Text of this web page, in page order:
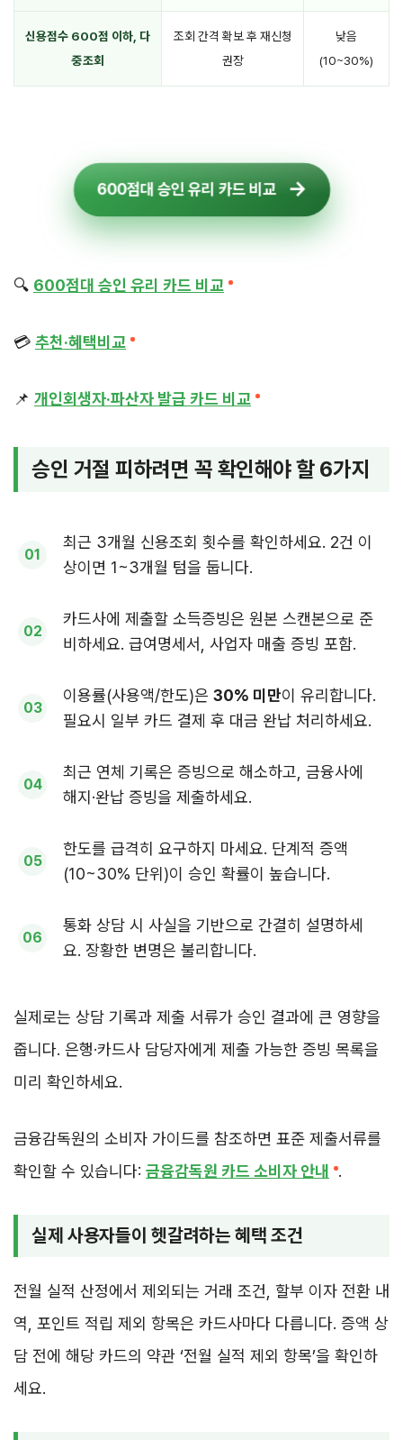
신용점수 600점 이하, 다
중조회
조회 간격 확보 후 재신청
권장
낮음
(10~30%)
600점대 승인 유리 카드 비교
🔍 600점대 승인 유리 카드 비교
💳 추천·혜택비교
📌 개인회생자·파산자 발급 카드 비교
승인 거절 피하려면 꼭 확인해야 할 6가지
최근 3개월 신용조회 횟수를 확인하세요. 2건 이
상이면 1~3개월 텀을 둡니다.
카드사에 제출할 소득증빙은 원본 스캔본으로 준
비하세요. 급여명세서, 사업자 매출 증빙 포함.
이용률(사용액/한도)은 30% 미만이 유리합니다.
필요시 일부 카드 결제 후 대금 완납 처리하세요.
최근 연체 기록은 증빙으로 해소하고, 금융사에
해지·완납 증빙을 제출하세요.
한도를 급격히 요구하지 마세요. 단계적 증액
(10~30% 단위)이 승인 확률이 높습니다.
통화 상담 시 사실을 기반으로 간결히 설명하세
요. 장황한 변명은 불리합니다.
실제로는 상담 기록과 제출 서류가 승인 결과에 큰 영향을
줍니다. 은행·카드사 담당자에게 제출 가능한 증빙 목록을
미리 확인하세요.
금융감독원의 소비자 가이드를 참조하면 표준 제출서류를
확인할 수 있습니다: 금융감독원 카드 소비자 안내 .
실제 사용자들이 헷갈려하는 혜택 조건
전월 실적 산정에서 제외되는 거래 조건, 할부 이자 전환 내
역, 포인트 적립 제외 항목은 카드사마다 다릅니다. 증액 상
담 전에 해당 카드의 약관 ‘전월 실적 제외 항목’을 확인하
세요.